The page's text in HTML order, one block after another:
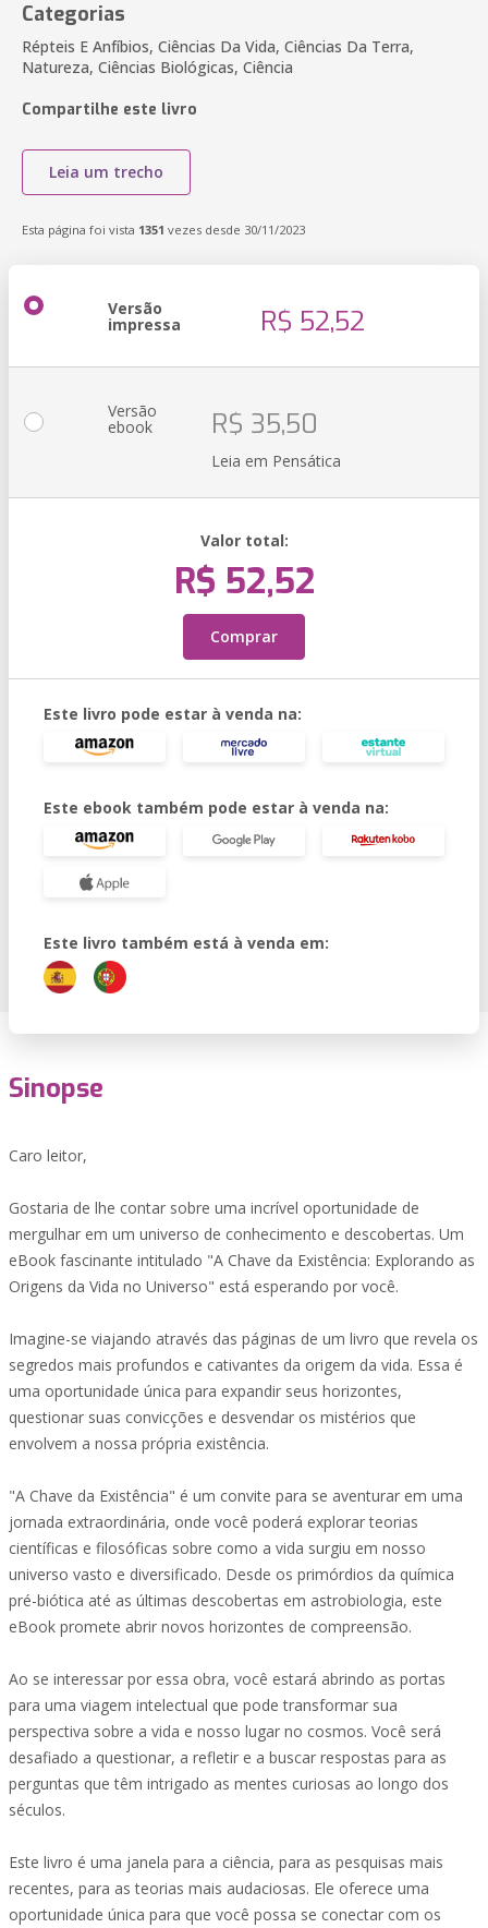
Categorias
Répteis E Anfíbios, Ciências Da Vida, Ciências Da Terra,
Natureza, Ciências Biológicas, Ciência
Compartilhe este livro
Leia um trecho
Esta página foi vista 1351 vezes desde 30/11/2023
Versão
impressa R$ 52,52
Versão
ebook R$ 35,50
Leia em Pensática
Valor total:
R$ 52,52
Comprar
Este livro pode estar à venda na:
Este ebook também pode estar à venda na:
Este livro também está à venda em:
Sinopse
Caro leitor,
Gostaria de lhe contar sobre uma incrível oportunidade de
mergulhar em um universo de conhecimento e descobertas. Um
eBook fascinante intitulado "A Chave da Existência: Explorando as
Origens da Vida no Universo" está esperando por você.
Imagine-se viajando através das páginas de um livro que revela os
segredos mais profundos e cativantes da origem da vida. Essa é
uma oportunidade única para expandir seus horizontes,
questionar suas convicções e desvendar os mistérios que
envolvem a nossa própria existência.
"A Chave da Existência" é um convite para se aventurar em uma
jornada extraordinária, onde você poderá explorar teorias
científicas e filosóficas sobre como a vida surgiu em nosso
universo vasto e diversificado. Desde os primórdios da química
pré-biótica até as últimas descobertas em astrobiologia, este
eBook promete abrir novos horizontes de compreensão.
Ao se interessar por essa obra, você estará abrindo as portas
para uma viagem intelectual que pode transformar sua
perspectiva sobre a vida e nosso lugar no cosmos. Você será
desafiado a questionar, a refletir e a buscar respostas para as
perguntas que têm intrigado as mentes curiosas ao longo dos
séculos.
Este livro é uma janela para a ciência, para as pesquisas mais
recentes, para as teorias mais audaciosas. Ele oferece uma
oportunidade única para que você possa se conectar com os